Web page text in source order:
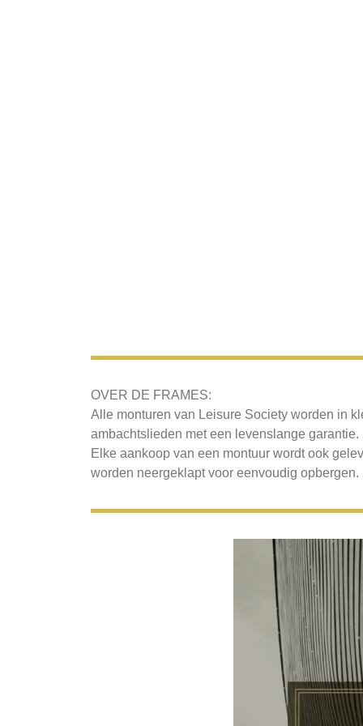
OVER DE FRAMES:
Alle monturen van Leisure Society worden in
ambachtslieden met een levenslange garantie.
Elke aankoop van een montuur wordt ook
worden neergeklapt voor eenvoudig opbergen.